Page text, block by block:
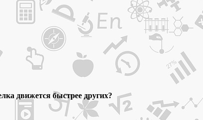
движется быстрее других?